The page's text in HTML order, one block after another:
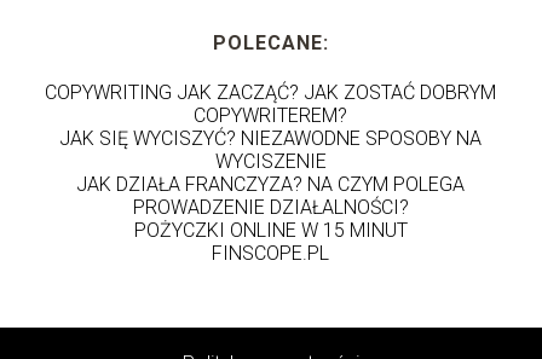
POLECANE:
COPYWRITING JAK ZACZĄĆ? JAK ZOSTAĆ DOBRYM
COPYWRITEREM?
JAK SIĘ WYCISZYĆ? NIEZAWODNE SPOSOBY NA
WYCISZENIE
JAK DZIAŁA FRANCZYZA? NA CZYM POLEGA
PROWADZENIE DZIAŁALNOŚCI?
POŻYCZKI ONLINE W 15 MINUT
FINSCOPE.PL